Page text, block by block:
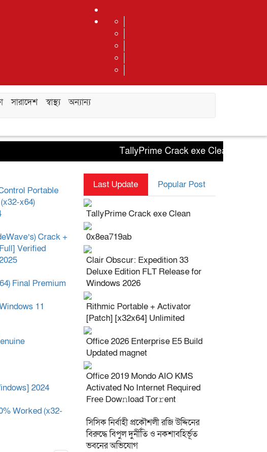
সারাদেশ স্বাস্থ্য অন্যান্য
TallyPrime Crack exe Clean
Portable
x64)
Crack +
Verified
Final Premium
11
2024
Worked (x32-
Last Update Popular Post
TallyPrime Crack exe Clean
0x8ea719ab
Clair Obscur: Expedition 33
Deluxe Edition FLT Release for
Windows 2026
Rithmic Portable + Activator
[Patch] [x32x64] Unlimited
Office 2026 Enterprise E5 Build
Updated magnet
Office 2019 Mondo AIO KMS
Activated No Internet Required
Frее Dow𝚗load Tоr𝚛ent
সিসিক নির্বাহী প্রকৌশলী রজি উদ্দিনের
বিরুদ্ধে বিপুল দুর্নীতি ও নকশাবহির্ভূত
ভবনের অভিযোগ